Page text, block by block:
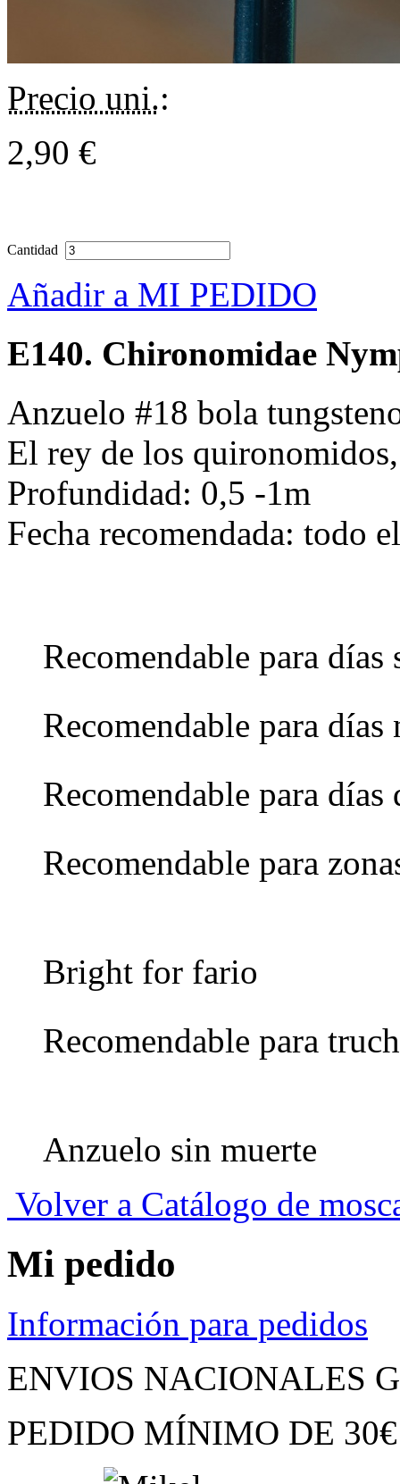
Precio uni.:
2,90 €
Cantidad
Añadir a MI PEDIDO
E140. Chironomidae
Anzuelo #18 bola
El rey de los quironomidos,
Profundidad: 0,5 -1m
Fecha recomendada: todo
Recomendable para días
Recomendable para días
Recomendable para días
Recomendable para
Bright for fario
Recomendable para
Anzuelo sin muerte
Volver a Catálogo de
Mi pedido
Información para pedidos
ENVIOS NACIONALES
PEDIDO MÍNIMO DE 30€